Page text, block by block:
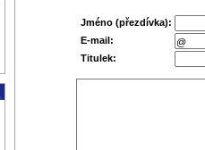
Jméno (přezdívka):
E-mail:
Titulek: